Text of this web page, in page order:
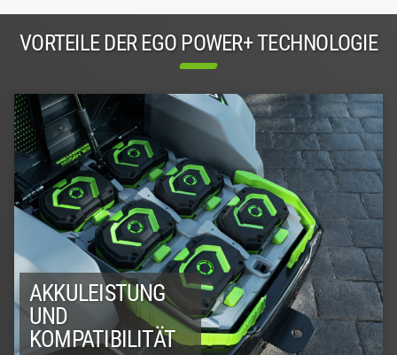
VORTEILE DER EGO POWER+ TECHNOLOGIE
AKKULEISTUNG
UND
KOMPATIBILITÄT